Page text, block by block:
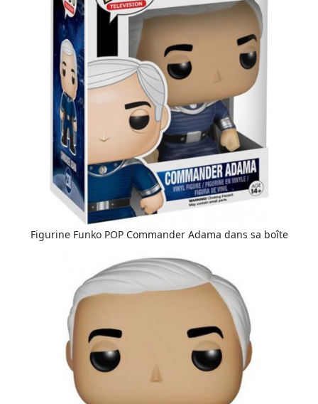
Figurine Funko POP Commander Adama dans sa boîte